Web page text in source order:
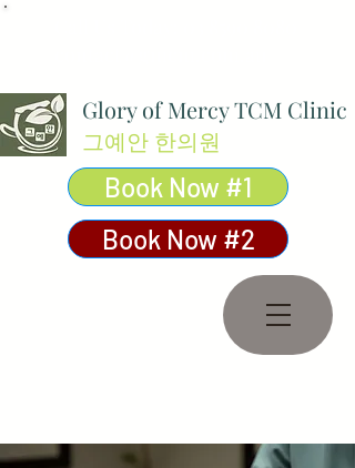
Glory of Mercy TCM Clinic
그예안 한의원
Book Now #1
Book Now #2